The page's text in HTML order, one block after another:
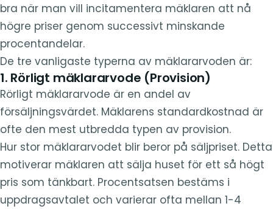
bra när man vill incitamentera mäklaren att nå
högre priser genom successivt minskande
procentandelar.
De tre vanligaste typerna av mäklararvoden är:
1. Rörligt mäklararvode (Provision)
Rörligt mäklararvode är en andel av
försäljningsvärdet. Mäklarens standardkostnad är
ofte den mest utbredda typen av provision.
Hur stor mäklararvodet blir beror på säljpriset. Detta
motiverar mäklaren att sälja huset för ett så högt
pris som tänkbart. Procentsatsen bestäms i
uppdragsavtalet och varierar ofta mellan 1-4